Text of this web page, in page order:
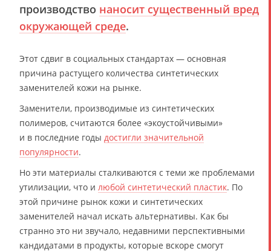
производство наносит существенный вред
окружающей среде.
Этот сдвиг в социальных стандартах — основная
причина растущего количества синтетических
заменителей кожи на рынке.
Заменители, производимые из синтетических
полимеров, считаются более «экоустойчивыми»
и в последние годы достигли значительной
популярности.
Но эти материалы сталкиваются с теми же проблемами
утилизации, что и любой синтетический пластик. По
этой причине рынок кожи и синтетических
заменителей начал искать альтернативы. Как бы
странно это ни звучало, недавними перспективными
кандидатами в продукты, которые вскоре смогут